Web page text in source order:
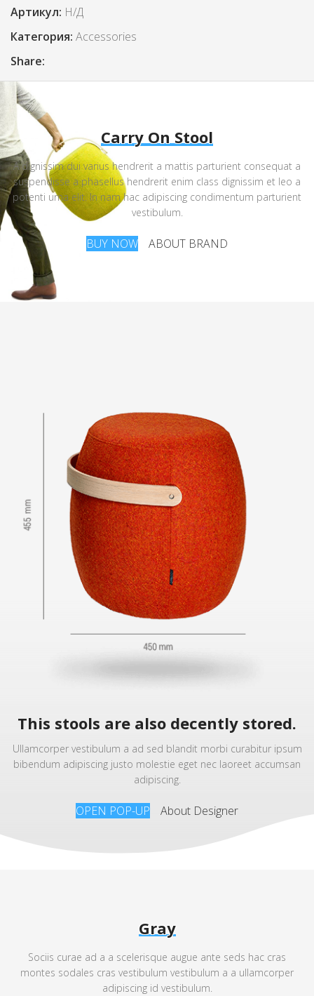
Артикул: Н/Д
Категория: Accessories
Share:
Carry On Stool
A dignissim dui varius hendrerit a mattis parturient consequat a
suspendisse a phasellus hendrerit enim class dignissim et leo a
potenti urna elit. In nam hac adipiscing condimentum parturient
vestibulum.
BUY NOW ABOUT BRAND
This stools are also decently stored.
Ullamcorper vestibulum a ad sed blandit morbi curabitur ipsum
bibendum adipiscing justo molestie eget nec laoreet accumsan
adipiscing.
OPEN POP-UP About Designer
Gray
Sociis curae ad a a scelerisque augue ante seds hac cras
montes sodales cras vestibulum vestibulum a a ullamcorper
adipiscing id vestibulum.